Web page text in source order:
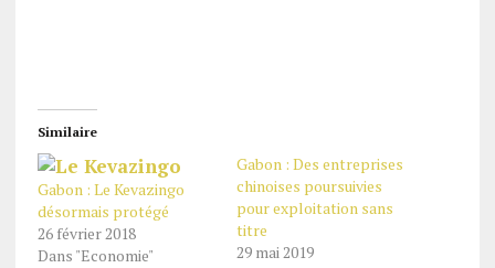
Similaire
Gabon : Le Kevazingo
désormais protégé
26 février 2018
Dans "Economie"
Gabon : Des entreprises
chinoises poursuivies
pour exploitation sans
titre
29 mai 2019